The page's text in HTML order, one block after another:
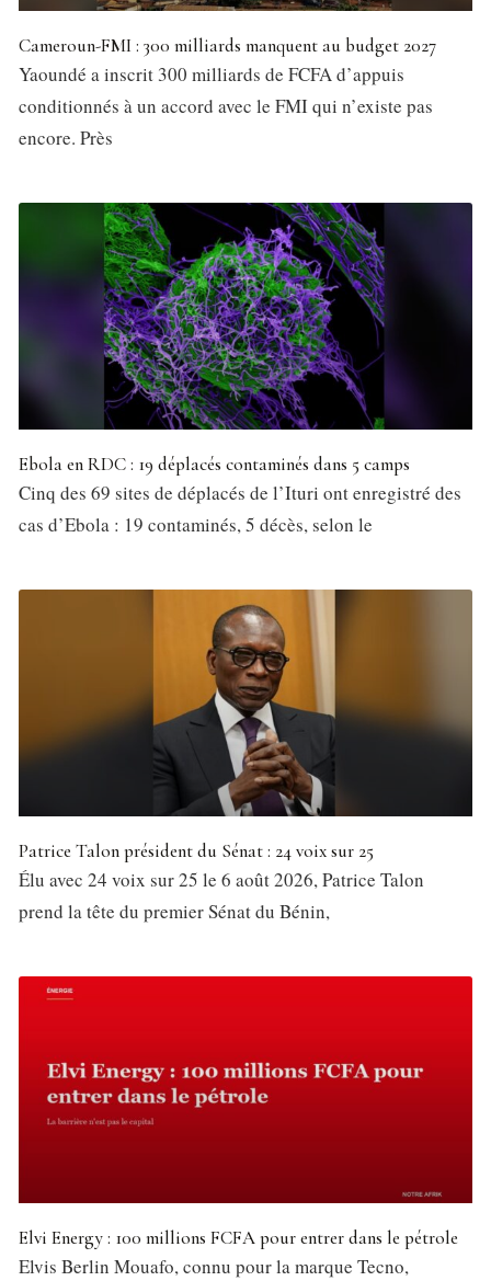
Cameroun-FMI : 300 milliards manquent au budget 2027
Yaoundé a inscrit 300 milliards de FCFA d’appuis
conditionnés à un accord avec le FMI qui n’existe pas
encore. Près
Ebola en RDC : 19 déplacés contaminés dans 5 camps
Cinq des 69 sites de déplacés de l’Ituri ont enregistré des
cas d’Ebola : 19 contaminés, 5 décès, selon le
Patrice Talon président du Sénat : 24 voix sur 25
Élu avec 24 voix sur 25 le 6 août 2026, Patrice Talon
prend la tête du premier Sénat du Bénin,
Elvi Energy : 100 millions FCFA pour entrer dans le pétrole
Elvis Berlin Mouafo, connu pour la marque Tecno,